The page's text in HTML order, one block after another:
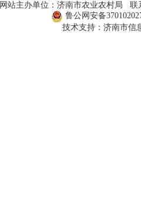
网站主办单位：济南市农业农村局 联
鲁公网安备
技术支持：济南市信